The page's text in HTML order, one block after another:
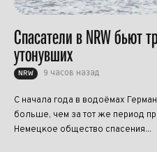
Спасатели в NRW бьют
утонувших
NRW 9 часов назад
С начала года в водоёмах
больше, чем за тот же период
Немецкое общество спасения...